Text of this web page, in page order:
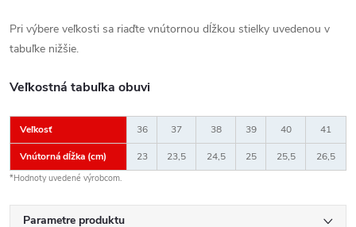
Pri výbere veľkosti sa riaďte vnútornou dĺžkou stielky uvedenou v
tabuľke nižšie.
Veľkostná tabuľka obuvi
Veľkosť 36 37 38 39 40 41
Vnútorná dĺžka (cm) 23 23,5 24,5 25 25,5 26,5
*Hodnoty uvedené výrobcom.
Parametre produktu